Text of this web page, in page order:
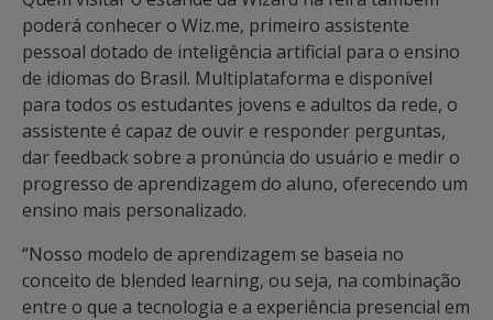
poderá conhecer o Wiz.me, primeiro assistente
pessoal dotado de inteligência artificial para o ensino
de idiomas do Brasil. Multiplataforma e disponível
para todos os estudantes jovens e adultos da rede, o
assistente é capaz de ouvir e responder perguntas,
dar feedback sobre a pronúncia do usuário e medir o
progresso de aprendizagem do aluno, oferecendo um
ensino mais personalizado.
“Nosso modelo de aprendizagem se baseia no
conceito de blended learning, ou seja, na combinação
entre o que a tecnologia e a experiência presencial em